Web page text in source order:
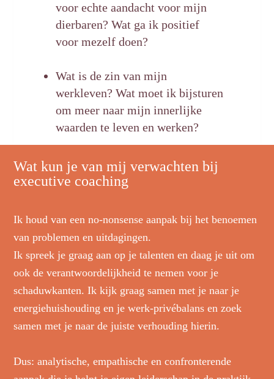
voor echte aandacht voor mijn
dierbaren? Wat ga ik positief
voor mezelf doen?
Wat is de zin van mijn
werkleven? Wat moet ikbijsturen
om meer naar mijn innerlijke
waarden televen en werken?
Wat kun je van mij verwachten bij
executive coaching
Ik houd van een no-nonsense aanpak bij het benoemen
van problemen en uitdagingen.
Ik spreek je graag aan op je talenten en daag je uit om
ook de verantwoordelijkheid te nemen voor je
schaduwkanten. Ik kijk graag samen met je naar je
energiehuishouding en je werk-privébalans en zoek
samen met je naar de juiste verhouding hierin.
Dus: analytische, empathische en confronterende